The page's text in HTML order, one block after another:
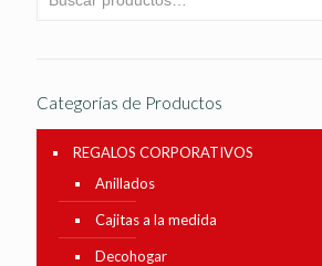
Categorías de Productos
REGALOS CORPORATIVOS
Anillados
Cajitas a la medida
Decohogar